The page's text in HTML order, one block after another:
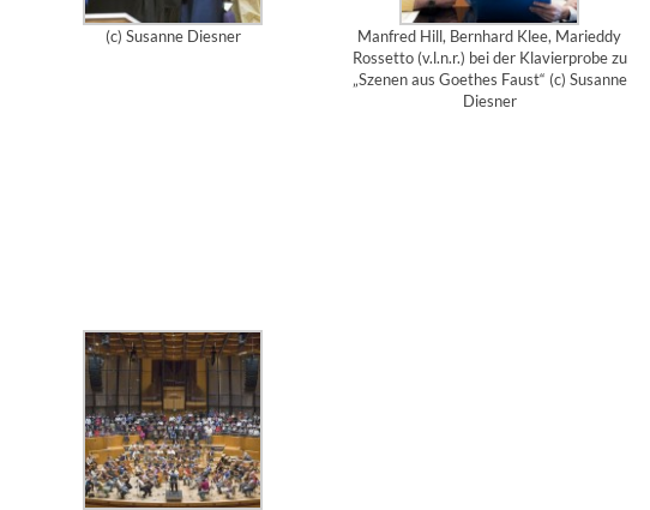
(c) Susanne Diesner
Manfred Hill, Bernhard Klee, Marieddy
Rossetto (v.l.n.r.) bei der Klavierprobe zu
„Szenen aus Goethes Faust“ (c) Susanne
Diesner